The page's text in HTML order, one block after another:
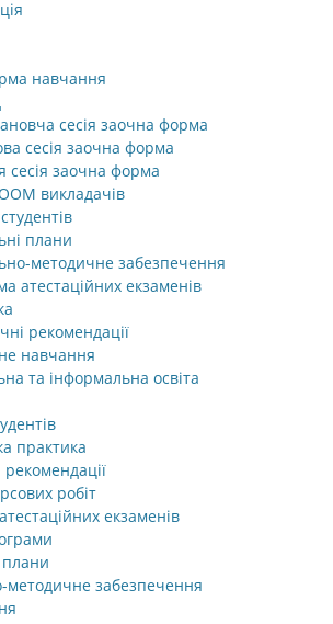
навчання
сесія заочна форма
сесія заочна форма
сесія заочна форма
викладачів
плани
методичне забезпечення
атестаційних екзаменів
рекомендації
навчання
та інформальна освіта
практика
робіт
екзаменів
методичне забезпечення